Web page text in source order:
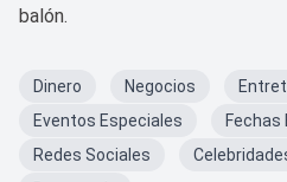
balón.
Dinero Negocios
Eventos Especiales
Fechas
Redes Sociales